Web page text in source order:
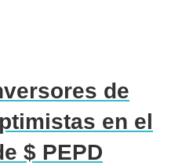
de
en el
$ PEPD